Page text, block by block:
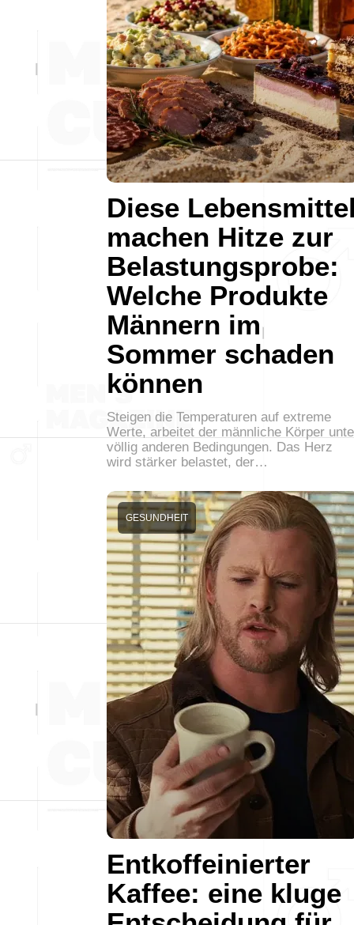
Diese
machen Hitze zur
Belastungsprobe:
Welche Produkte
Männern im
Sommer schaden
können
Steigen die Temperaturen auf extreme
Werte, arbeitet der männliche Körper
völlig anderen Bedingungen. Das Herz
wird stärker belastet, der…
Entkoffeinierter
Kaffee: eine kluge
GESUNDHEIT